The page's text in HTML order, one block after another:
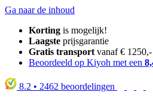
Ga naar de inhoud
Korting is mogelijk!
Laagste prijsgarantie
Gratis transport vanaf € 1250,-
Beoordeeld op Kiyoh met een
8.2 • 2462 beoordelingen